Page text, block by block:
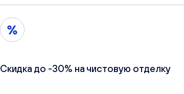
Скидка до -30% на чистовую отделку